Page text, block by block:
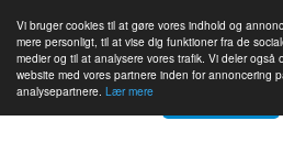
Vi bruger cookies til at gøre vores indhold og
mere personligt, til at vise dig funktioner fra de
medier og til at analysere vores trafik. Vi deler også
website med vores partnere inden for annoncering
analysepartnere. Lær mere
Hjem